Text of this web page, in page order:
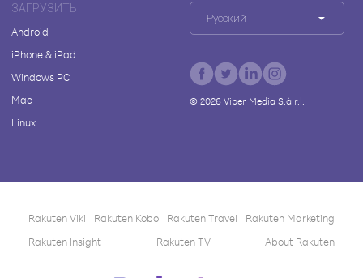
ЗАГРУЗИТЬ
Android
iPhone & iPad
Windows PC
Mac
Linux
Русский
© 2026Viber Media S.à r.l.
Rakuten Viki Rakuten Kobo Rakuten Travel
Rakuten Marketing
Rakuten Insight
Rakuten TV About Rakuten